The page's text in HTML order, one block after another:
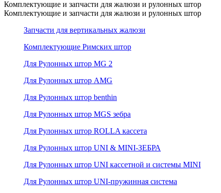
Комплектующие и запчасти для жалюзи и рулонных штор
Комплектующие и запчасти для жалюзи и рулонных штор
Запчасти для вертикальных жалюзи
Комплектующие Римских штор
Для Рулонных штор MG 2
Для Рулонных штор AMG
Для Рулонных штор benthin
Для Рулонных штор MGS зебра
Для Рулонных штор ROLLA кассета
Для Рулонных штор UNI & MINI-ЗЕБРА
Для Рулонных штор UNI кассетной и системы MINI
Для Рулонных штор UNI-пружинная система